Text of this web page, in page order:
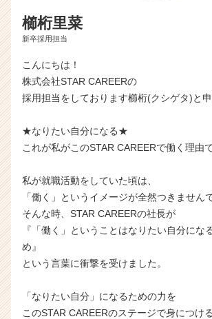
櫛桁里菜
新卒採用担当
こんにちは！
株式会社STAR CAREERの
採用担当をしております櫛桁(クシゲタ)と申
★なりたい自分になる★
これが私がこのSTAR CAREERで働く理由
私が就職活動をしていた頃は、
「働く」というイメージが全然つきません
そんな時、STAR CAREERの社長が
『「働く」ということはなりたい自分にな
め』
という言葉に衝撃を受けました。
「なりたい自分」になるための力を
このSTAR CAREERのステージで身につけ